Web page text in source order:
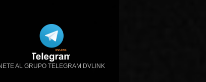
AL GRUPO TELEGRAM DVLINK